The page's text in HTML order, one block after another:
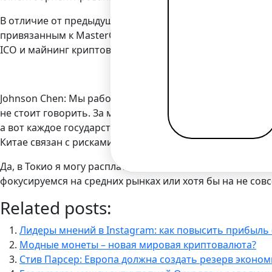
В отличие от предыдущих собеседников Bilderlings,
привязанным к MasterCard и Visa. При этом наш
ICO и майнинг криптовалют среди населения,
Johnson Chen: Мы работаем со всеми платежными
не стоит говорить. За много лет работы мы поняли,
а вот каждое государство так и норовит вставить
Китае связан с рисками появления сильной теневой
Да, в Токио я могу расплатиться криптовалютой,
фокусируемся на средних рынках или хотя бы на не
Related posts:
Лидеры мнений в Instagram: как повысить прибыль
Модные монеты – новая мировая криптовалюта?
Стив Парсер: Европа должна создать резерв